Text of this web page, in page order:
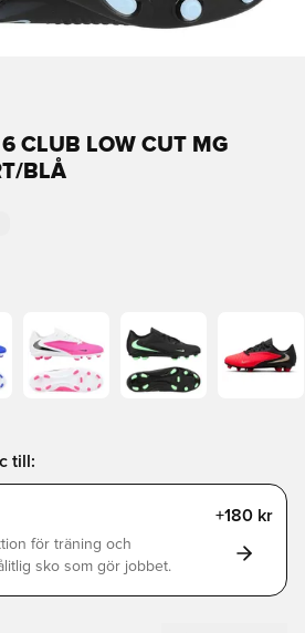
CLUB LOW CUT MG
BLÅ
till:
+180 kr
för träning och
sko som gör jobbet.